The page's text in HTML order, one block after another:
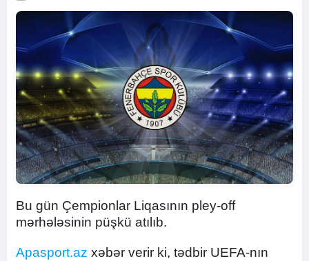
Bu gün Çempionlar Liqasının pley-off
mərhələsinin püşkü atılıb.
Apasport.az xəbər verir ki, tədbir UEFA-nın